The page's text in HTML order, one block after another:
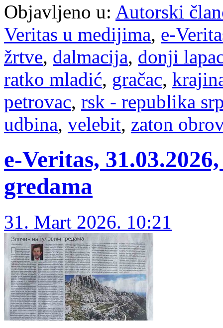
Objavljeno u: Autorski
Veritas u medijima, e-
žrtve, dalmacija, donji
ratko mladić, gračac,
petrovac, rsk - republika
udbina, velebit, zaton
е-Veritas,
gredama
31. Mart 2026. 10:21